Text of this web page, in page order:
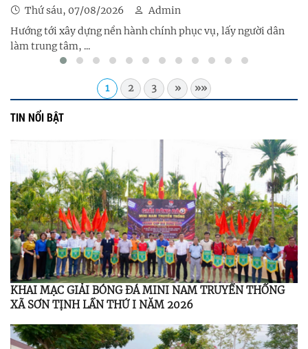
Thứ sáu, 07/08/2026
Admin
Hướng tới xây dựng nền hành chính phục vụ, lấy người dân
làm trung tâm, ...
1 2 3 » »»
TIN NỔI BẬT
KHAI MẠC GIẢI BÓNG ĐÁ MINI NAM TRUYỀN THỐNG
XÃ SƠN TỊNH LẦN THỨ I NĂM 2026